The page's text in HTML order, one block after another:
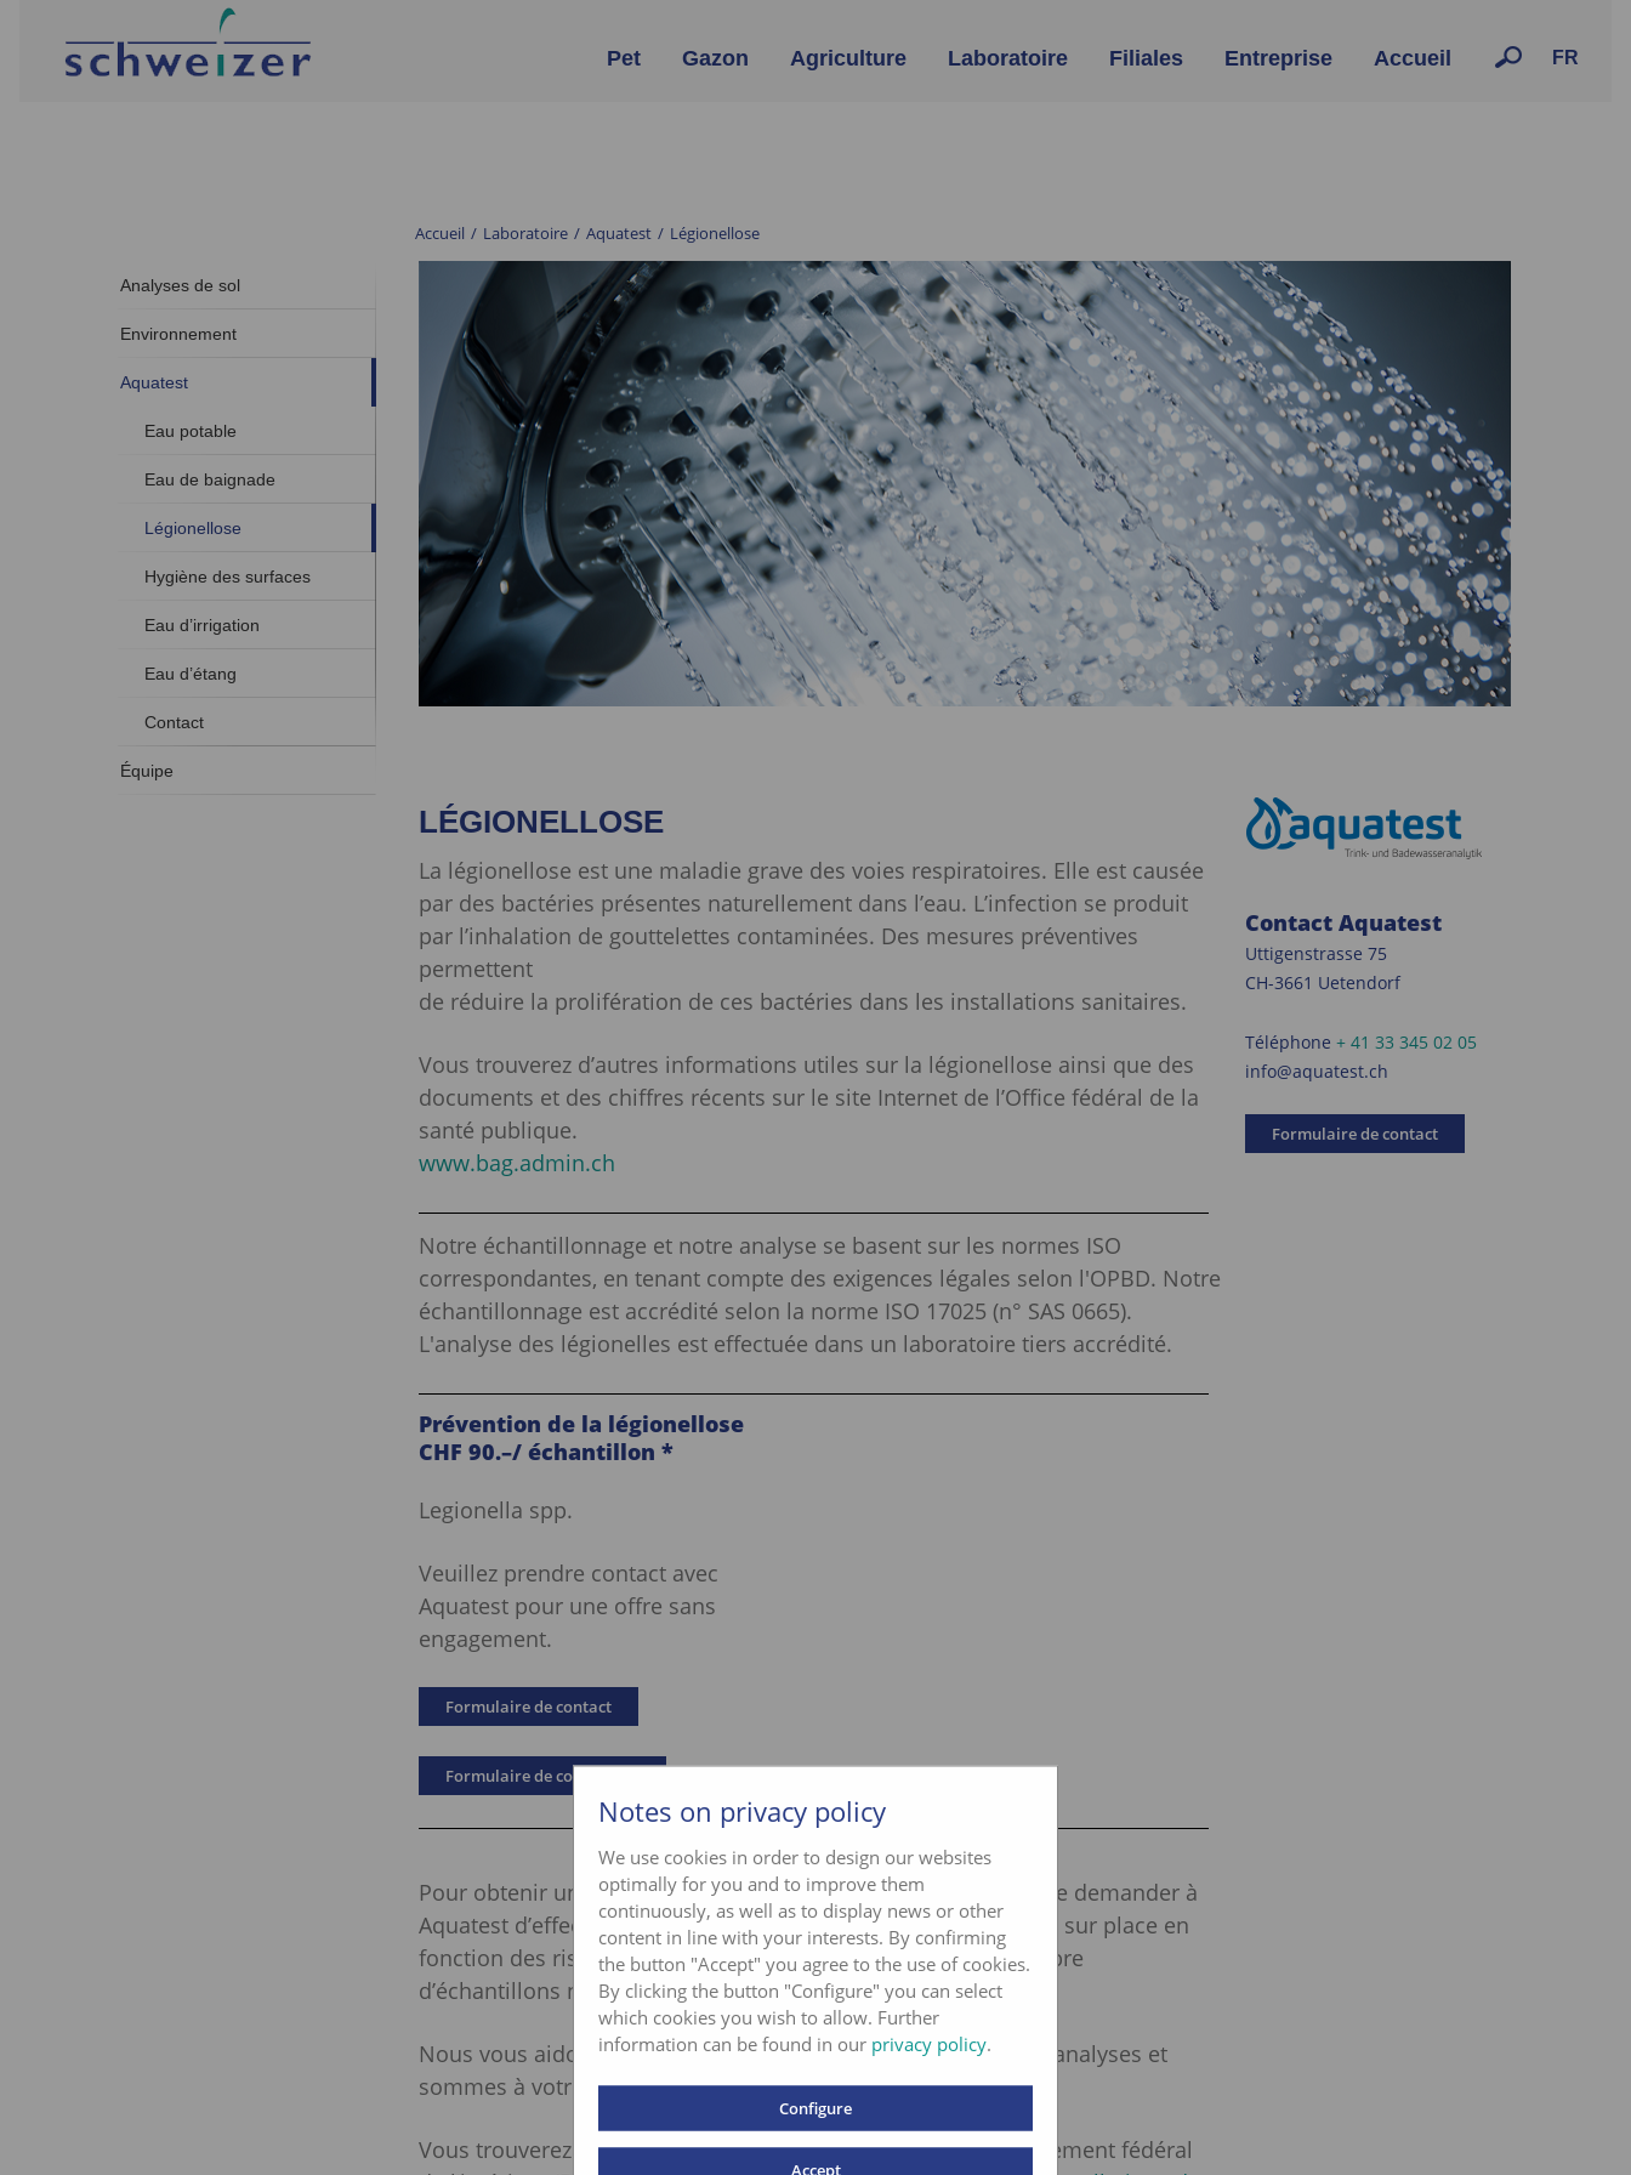
FR
Pet Gazon Agriculture Laboratoire Filiales Entreprise Accueil
Accueil / Laboratoire / Aquatest / Légionellose
Analyses de sol
Environnement
Aquatest
Eau potable
Eau de baignade
Légionellose
Hygiène des surfaces
Eau d’irrigation
Eau d’étang
Contact
Équipe
LÉGIONELLOSE
La légionellose est une maladie grave des voies respiratoires. Elle est causée
par des bactéries présentes naturellement dans l’eau. L’infection se produit
par l’inhalation de gouttelettes contaminées. Des mesures préventives
permettent
de réduire la prolifération de ces bactéries dans les installations sanitaires.
Vous trouverez d’autres informations utiles sur la légionellose ainsi que des
documents et des chiffres récents sur le site Internet de l’Office fédéral de la
santé publique.
www.bag.admin.ch
Notre échantillonnage et notre analyse se basent sur les normes ISO
correspondantes, en tenant compte des exigences légales selon l'OPBD. Notre
échantillonnage est accrédité selon la norme ISO 17025 (n° SAS 0665).
L'analyse des légionelles est effectuée dans un laboratoire tiers accrédité.
Prévention de la légionellose
CHF 90.–/ échantillon *
Legionella spp.
Veuillez prendre contact avec
Aquatest pour une offre sans
engagement.
Formulaire de contact
Formulaire de commande
Pour obtenir un résultat probant, nous vous recommandons de demander à
Aquatest d’effectuer au préalable une analyse des installations sur place en
fonction des risques. Nous pourrons alors déterminer le nombre
d’échantillons nécessaires et les prélever à ce moment-là.
Nous vous aidons volontiers à interpréter les résultats de vos analyses et
sommes à votre disposition pour toute question.
Vous trouverez les bases légales sur le site Internet du Département fédéral
Contact Aquatest
Uttigenstrasse 75
CH-3661 Uetendorf
Téléphone+ 41 33 345 02 05
info@aquatest.ch
Formulaire de contact
Notes on privacy policy
We use cookies in order to design our websites
optimally for you and to improve them
continuously, as well as to display news or other
content in line with your interests. By confirming
the button "Accept" you agree to the use of cookies.
By clicking the button "Configure" you can select
which cookies you wish to allow. Further
information can be found in our privacy policy.
Configure
Accept